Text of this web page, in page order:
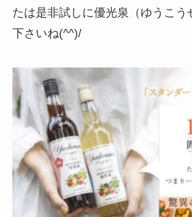
たは是非試しに優光泉（ゆうこう
下さいね(^^)/